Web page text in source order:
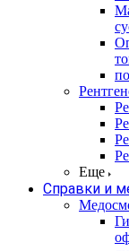
Еще
Справки и